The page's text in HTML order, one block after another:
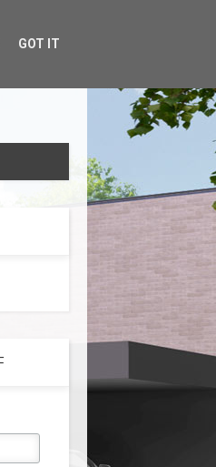
GOT IT